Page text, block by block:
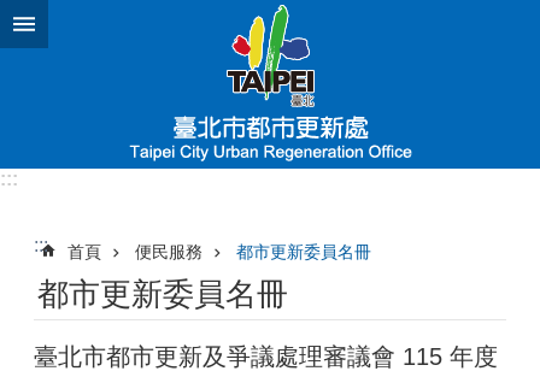
跳到主要內容區塊
:::
::: 首頁 便民服務 都市更新委員名冊
都市更新委員名冊
臺北市都市更新及爭議處理審議會 115 年度